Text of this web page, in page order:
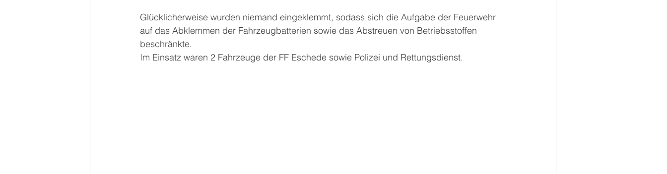
Glücklicherweise wurden niemand eingeklemmt, sodass sich die Aufgabe der Feuerwehr
auf das Abklemmen der Fahrzeugbatterien sowie das Abstreuen von Betriebsstoffen
beschränkte.
Im Einsatz waren 2 Fahrzeuge der FF Eschede sowie Polizei und Rettungsdienst.